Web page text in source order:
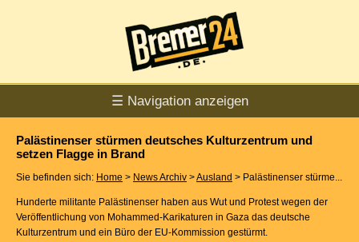
☰ Navigation anzeigen
Palästinenser stürmen deutsches Kulturzentrum und
setzen Flagge in Brand
Sie befinden sich: Home > News Archiv >Ausland > Palästinenser stürme...
Hunderte militante Palästinenser haben aus Wut und Protest wegen der
Veröffentlichung von Mohammed-Karikaturen in Gaza das deutsche
Kulturzentrum und ein Büro der EU-Kommission gestürmt.